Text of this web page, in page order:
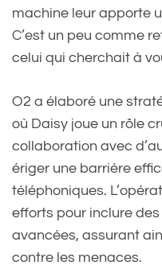
machine leur apporte
C’est un peu comme
celui qui cherchait à
O2 a élaboré une
où Daisy joue un rôle
collaboration avec
ériger une barrière
téléphoniques.
efforts pour inclure
avancées, assurant
contre les menaces.